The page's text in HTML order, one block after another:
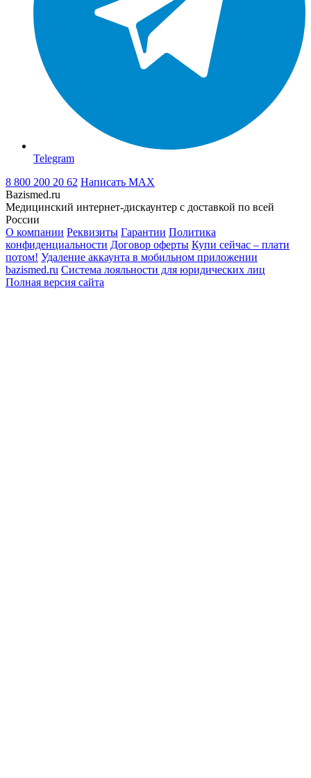
Telegram
8 800 200 20 62 Написать MAX
Bazismed.ru
Медицинский интернет-дискаунтер с доставкой по всей
России
О компании Реквизиты Гарантии Политика
конфиденциальности Договор оферты Купи сейчас – плати
потом! Удаление аккаунта в мобильном приложении
bazismed.ru Система лояльности для юридических лиц
Полная версия сайта